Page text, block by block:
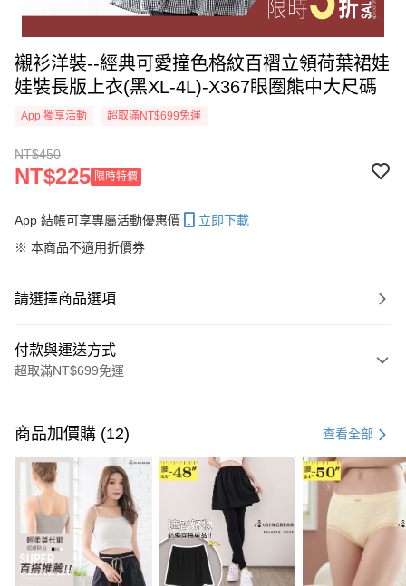
襯衫洋裝--經典可愛撞色格紋百褶立領荷葉裙娃
娃裝長版上衣(黑XL-4L)-X367眼圈熊中大尺碼
App 獨享活動 超取滿NT$699免運
NT$450
NT$225 限時特價
App 結帳可享專屬活動優惠價
立即下載
※ 本商品不適用折價券
請選擇商品選項
付款與運送方式
超取滿NT$699免運
信用卡一次付款
超商取貨付款
LINE Pay
Apple Pay
街口支付
商品加價購 (12) 查看全部